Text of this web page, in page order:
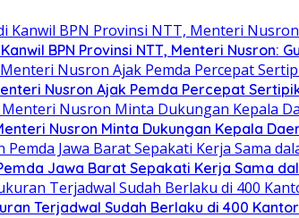
BPN Provinsi NTT, Menteri Nusron:
Nusron Ajak Pemda Percepat
Nusron Minta Dukungan Kepala
Jawa Barat Sepakati Kerja Sama
Terjadwal Sudah Berlaku di 400